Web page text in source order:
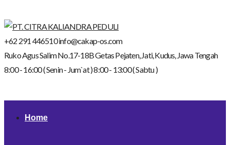
+62 291 446510info@cakap-os.com
Ruko Agus Salim No.17-18BGetas Pejaten, Jati, Kudus, Jawa Tengah
8:00 - 16:00 ( Senin - Jum`at )8:00 - 13:00 ( Sabtu )
Home